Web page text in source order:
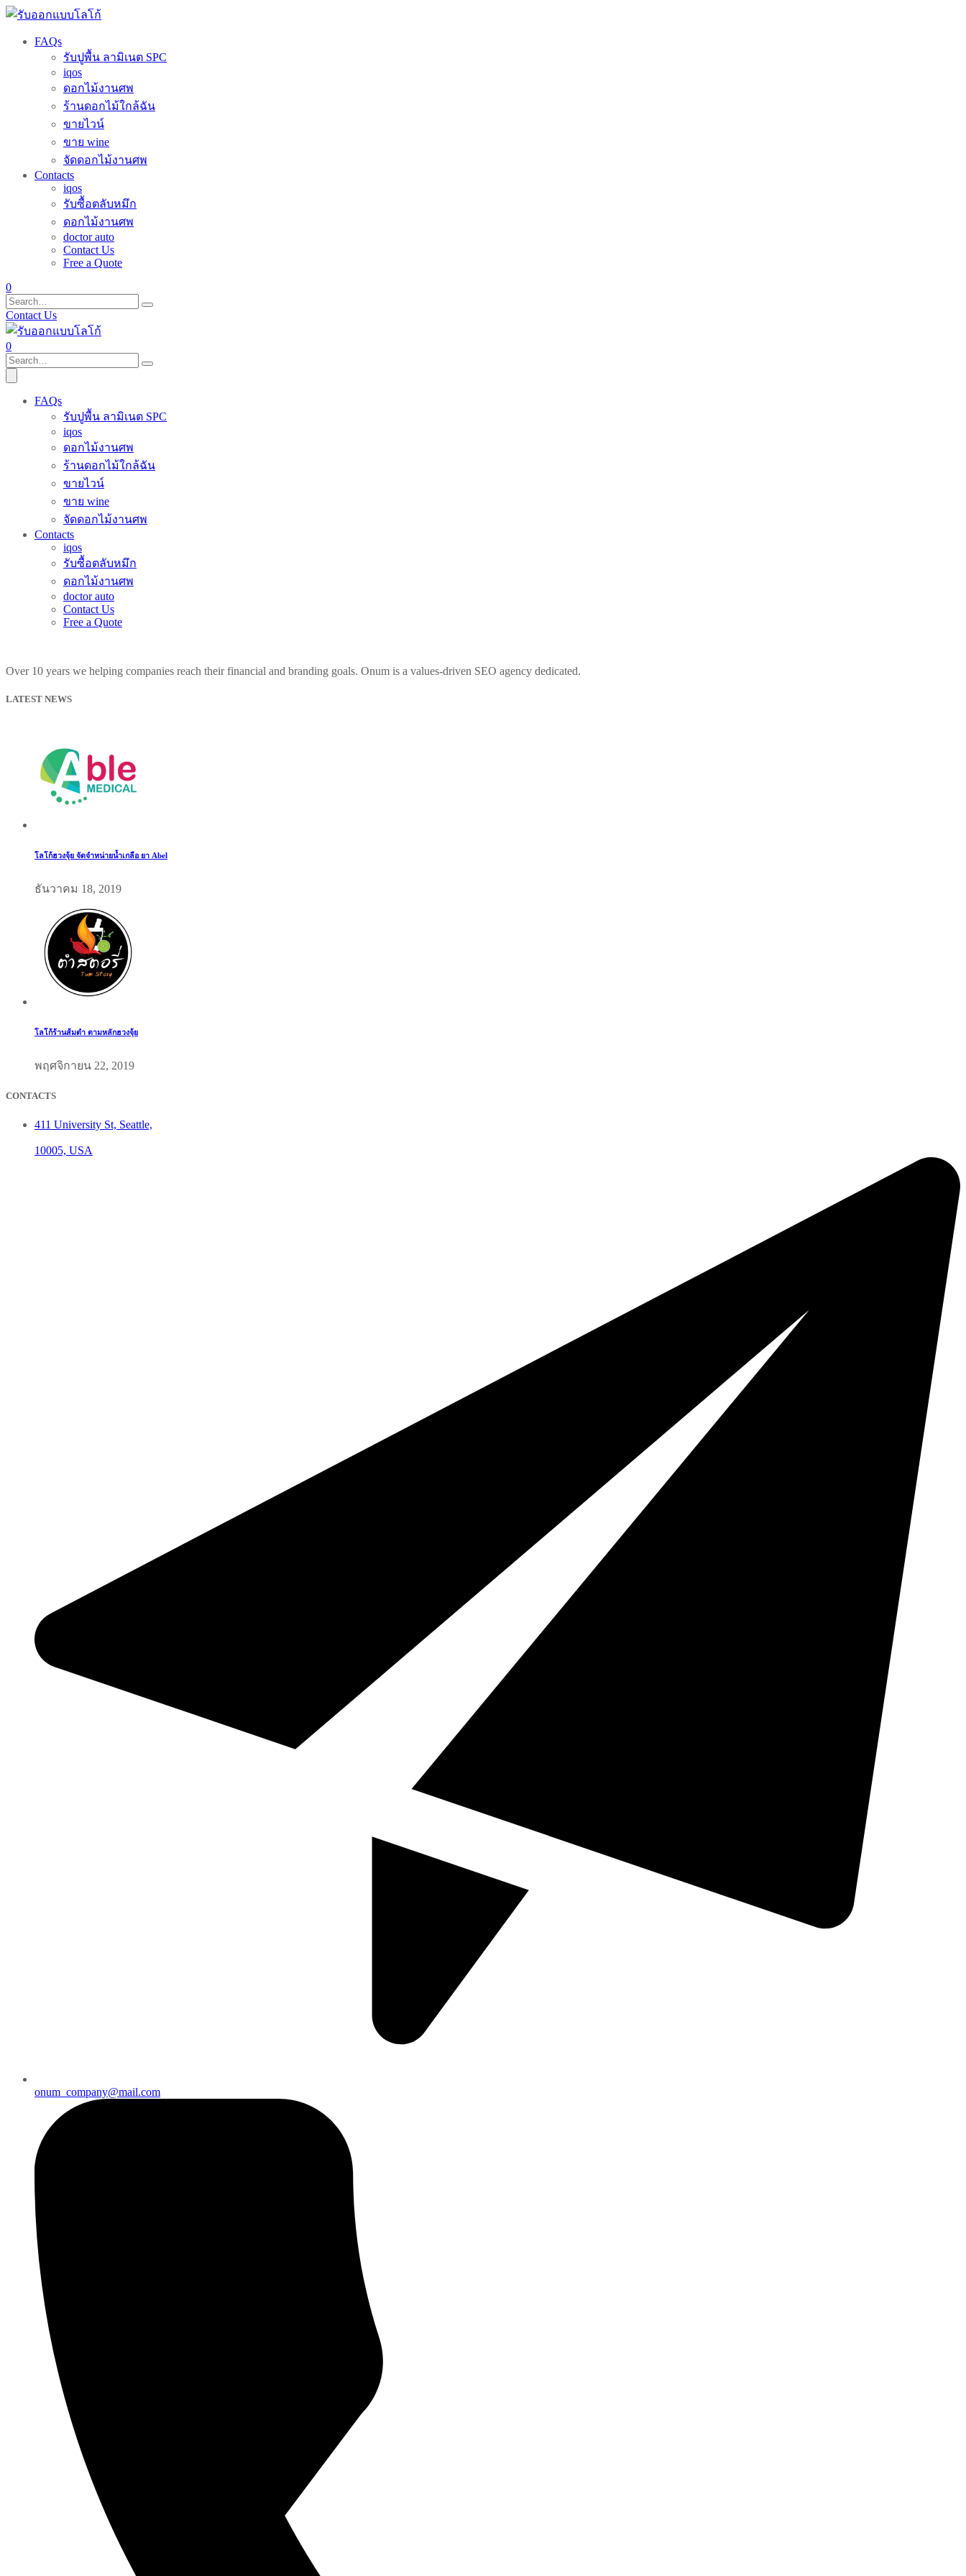
FAQs
รับปูพื้น ลามิเนต SPC
iqos
ดอกไม้งานศพ
ร้านดอกไม้ใกล้ฉัน
ขายไวน์
ขาย wine
จัดดอกไม้งานศพ
Contacts
iqos
รับซื้อตลับหมึก
ดอกไม้งานศพ
doctor auto
Contact Us
Free a Quote
0
Contact Us
0
FAQs
รับปูพื้น ลามิเนต SPC
iqos
ดอกไม้งานศพ
ร้านดอกไม้ใกล้ฉัน
ขายไวน์
ขาย wine
จัดดอกไม้งานศพ
Contacts
iqos
รับซื้อตลับหมึก
ดอกไม้งานศพ
doctor auto
Contact Us
Free a Quote
Over 10 years we helping companies reach their financial and branding goals. Onum is a values-driven SEO agency dedicated.
LATEST NEWS
โลโก้ฮวงจุ้ย จัดจำหน่ายน้ำเกลือ ยา Abel
ธันวาคม 18, 2019
โลโก้ร้านส้มตำ ตามหลักฮวงจุ้ย
พฤศจิกายน 22, 2019
CONTACTS
411 University St, Seattle,
10005, USA
onum_company@mail.com